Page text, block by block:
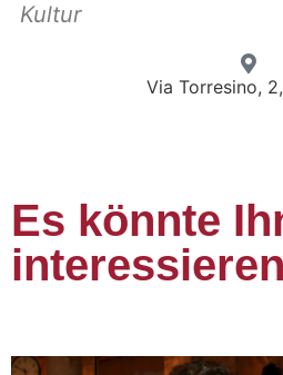
Kultur
Via Torresino,
Es könnte
interessieren